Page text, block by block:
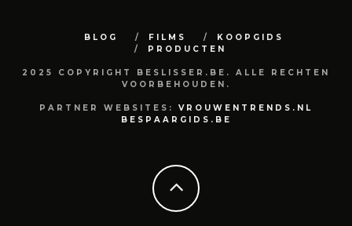
BLOG FILMS
KOOPGIDS
PRODUCTEN
2025 COPYRIGHT BESLISSER.BE. ALLE RECHTEN
VOORBEHOUDEN.
PARTNER WEBSITES: VROUWENTRENDS.NL
BESPAARGIDS.BE